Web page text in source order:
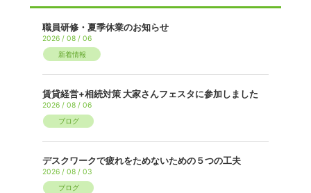
職員研修・夏季休業のお知らせ
2026 / 08 / 06
新着情報
賃貸経営+相続対策 大家さんフェスタに参加しました
2026 / 08 / 06
ブログ
デスクワークで疲れをためないための５つの工夫
2026 / 08 / 03
ブログ